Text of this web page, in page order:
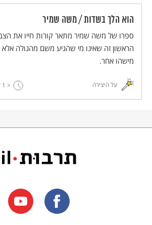
הוא הלך בשדות / משה שמיר
ספרו של משה שמיר מתאר קורות חייו את
הראשון זה שאינו מי שהגיע משם מהגולה אלא
מישהו אחר.
על היצירה < 1